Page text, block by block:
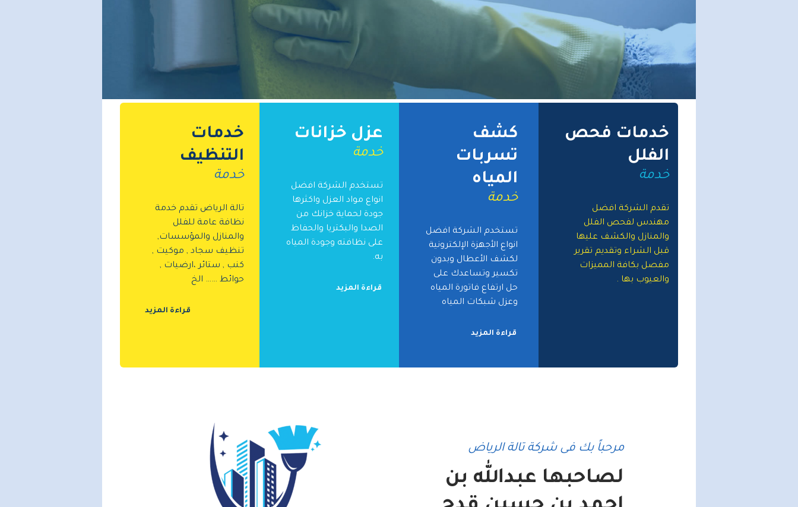
خدمات فحص
الفلل
خدمة
تقدم الشركة افضل
مهندس لفحص الفلل
والمنازل والكشف عليها
قبل الشراء وتقديم تقرير
مفصل بكافة المميزات
والعيوب بها .
كشف
تسربات
المياه
خدمة
تستخدم الشركة افضل
انواع الأجهزة الإلكترونية
لكشف الأعطال وبدون
تكسير وتساعدك على
حل ارتفاع فاتورة المياه
وعزل شبكات المياه
قراءة المزيد
عزل خزانات
خدمة
تستخدم الشركة افضل
انواع مواد العزل واكثرها
جودة لحماية خزانك من
الصدا والبكتريا والحفاظ
على نظافته وجودة المياه
به.
قراءة المزيد
خدمات
التنظيف
خدمة
تالة الرياض تقدم خدمة
نظافة عامة للفلل
والمنازل والمؤسسات,
تنظيف سجاد , موكيت ,
كنب , ستائر ،ارضيات ,
حوائط …… الخ
قراءة المزيد
مرحباً بك فى شركة تالة الرياض
لصاحبها عبدالله بن